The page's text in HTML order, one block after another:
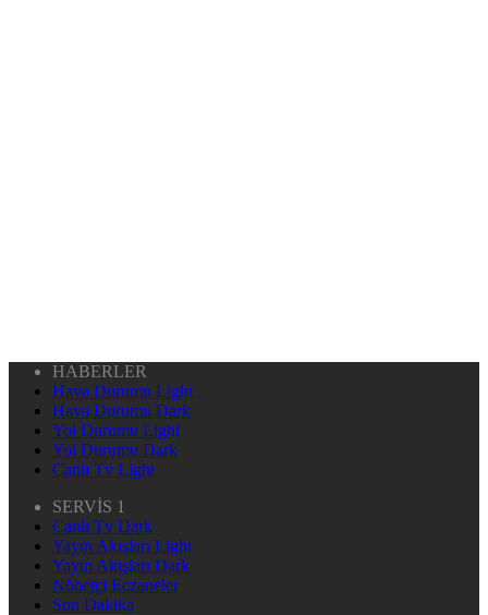
HABERLER
Hava Durumu Light
Hava Durumu Dark
Yol Durumu Light
Yol Durumu Dark
Canlı Tv Light
SERVİS 1
Canlı Tv Dark
Yayın Akışları Light
Yayın Akışları Dark
Nöbetçi Eczaneler
Son Dakika